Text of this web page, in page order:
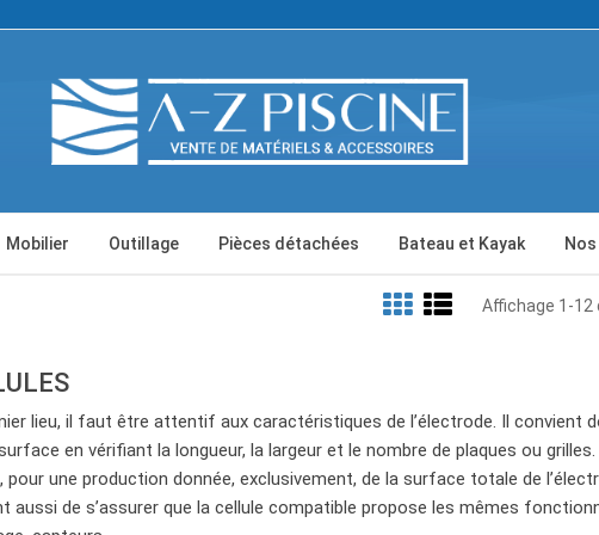
Mobilier Outillage Pièces détachées Bateau et Kayak
Affichage 1-12
lieu, il faut être attentif aux caractéristiques de l’électrode. Il convient
en vérifiant la longueur, la largeur et le nombre de plaques ou
pour une production donnée, exclusivement, de la surface totale de
aussi de s’assurer que la cellule compatible propose les mêmes